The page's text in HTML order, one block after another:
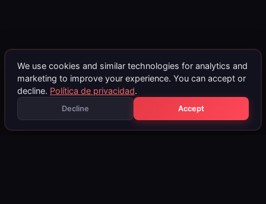
We use cookies and similar technologies for analytics and
marketing to improve your experience. You can accept or
decline. Política de privacidad.
Decline Accept